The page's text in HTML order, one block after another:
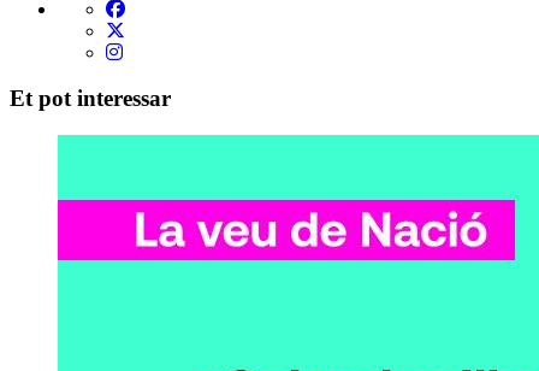
Et pot interessar